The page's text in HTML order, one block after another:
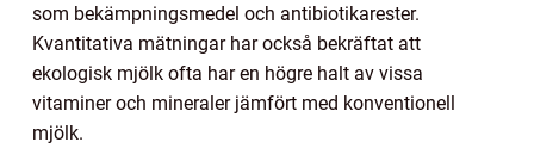
som bekämpningsmedel och antibiotikarester.
Kvantitativa mätningar har också bekräftat att
ekologisk mjölk ofta har en högre halt av vissa
vitaminer och mineraler jämfört med konventionell
mjölk.